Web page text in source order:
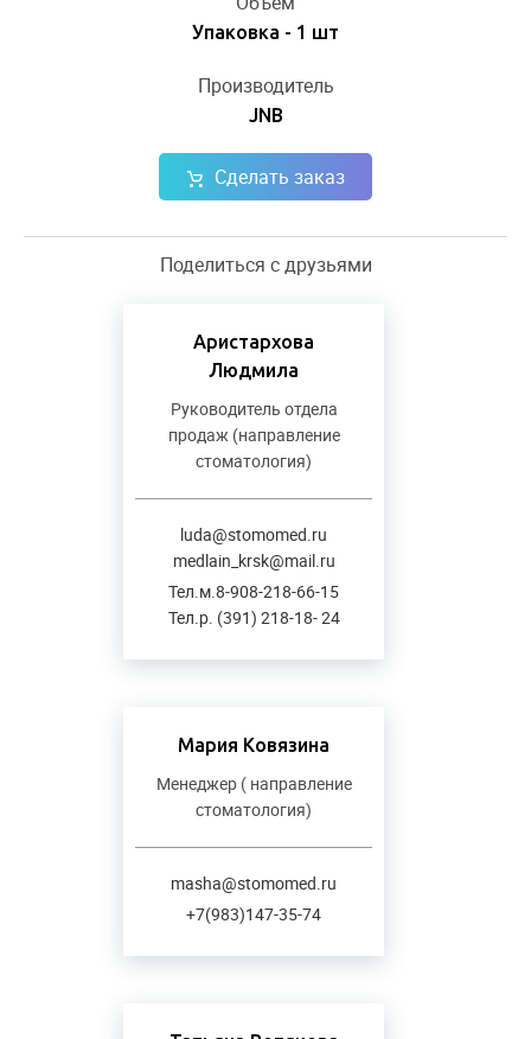
Упаковка - 1 шт
Производитель
JNB
Сделать заказ
Поделиться с друзьями
Аристархова
Людмила
Руководитель отдела
продаж (направление
стоматология)
luda@stomomed.ru
medlain_krsk@mail.ru
Тел.м.8-908-218-66-15
Тел.р. (391) 218-18- 24
Мария Ковязина
Менеджер ( направление
стоматология)
masha@stomomed.ru
+7(983)147-35-74